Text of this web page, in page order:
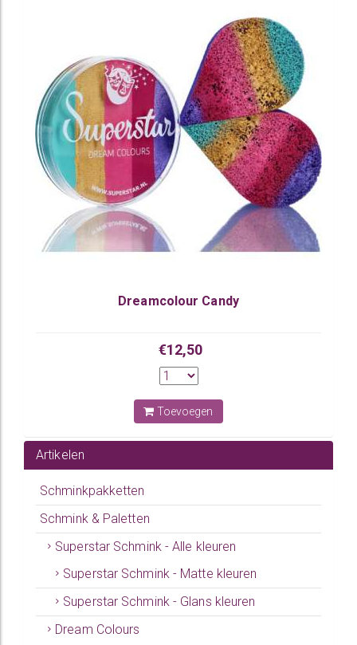
Dreamcolour Candy
€12,50
Toevoegen
Artikelen
Schminkpakketten
Schmink & Paletten
Superstar Schmink - Alle kleuren
Superstar Schmink - Matte kleuren
Superstar Schmink - Glans kleuren
Dream Colours